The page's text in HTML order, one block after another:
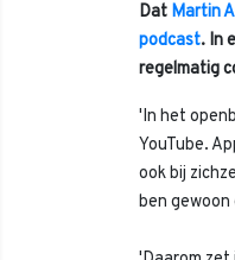
Dat Martin
podcast. In
regelmatig
'In het
YouTube.
ook bij
ben